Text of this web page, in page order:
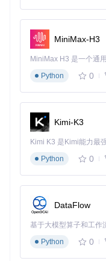
MiniMax-H3
Python
0
Kimi-K3
Python
0
DataFlow
基于大模型算子和工作
Python
0